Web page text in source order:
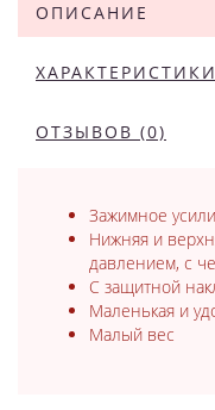
ОПИСАНИЕ
ХАРАКТЕРИСТИКИ
ОТЗЫВОВ (0)
Зажимное
Нижняя и
давлением, с
С защитной
Маленькая и
Малый вес